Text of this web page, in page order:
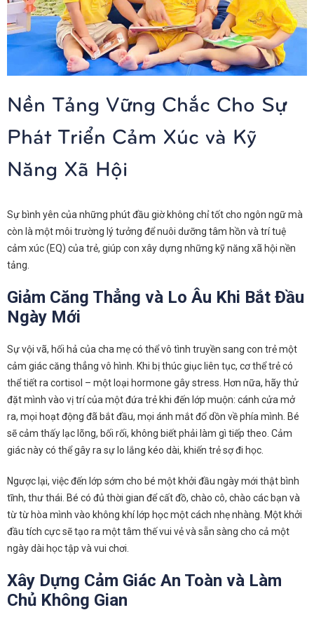
Nền Tảng Vững Chắc Cho Sự
Phát Triển Cảm Xúc và Kỹ
Năng Xã Hội
Sự bình yên của những phút đầu giờ không chỉ tốt cho ngôn ngữ mà
còn là một môi trường lý tưởng để nuôi dưỡng tâm hồn và trí tuệ
cảm xúc (EQ) của trẻ, giúp con xây dựng những kỹ năng xã hội nền
tảng.
Giảm Căng Thẳng và Lo Âu Khi Bắt Đầu
Ngày Mới
Sự vội vã, hối hả của cha mẹ có thể vô tình truyền sang con trẻ một
cảm giác căng thẳng vô hình. Khi bị thúc giục liên tục, cơ thể trẻ có
thể tiết ra cortisol – một loại hormone gây stress. Hơn nữa, hãy thử
đặt mình vào vị trí của một đứa trẻ khi đến lớp muộn: cánh cửa mở
ra, mọi hoạt động đã bắt đầu, mọi ánh mắt đổ dồn về phía mình. Bé
sẽ cảm thấy lạc lõng, bối rối, không biết phải làm gì tiếp theo. Cảm
giác này có thể gây ra sự lo lắng kéo dài, khiến trẻ sợ đi học.
Ngược lại, việc đến lớp sớm cho bé một khởi đầu ngày mới thật bình
tĩnh, thư thái. Bé có đủ thời gian để cất đồ, chào cô, chào các bạn và
từ từ hòa mình vào không khí lớp học một cách nhẹ nhàng. Một khởi
đầu tích cực sẽ tạo ra một tâm thế vui vẻ và sẵn sàng cho cả một
ngày dài học tập và vui chơi.
Xây Dựng Cảm Giác An Toàn và Làm
Chủ Không Gian